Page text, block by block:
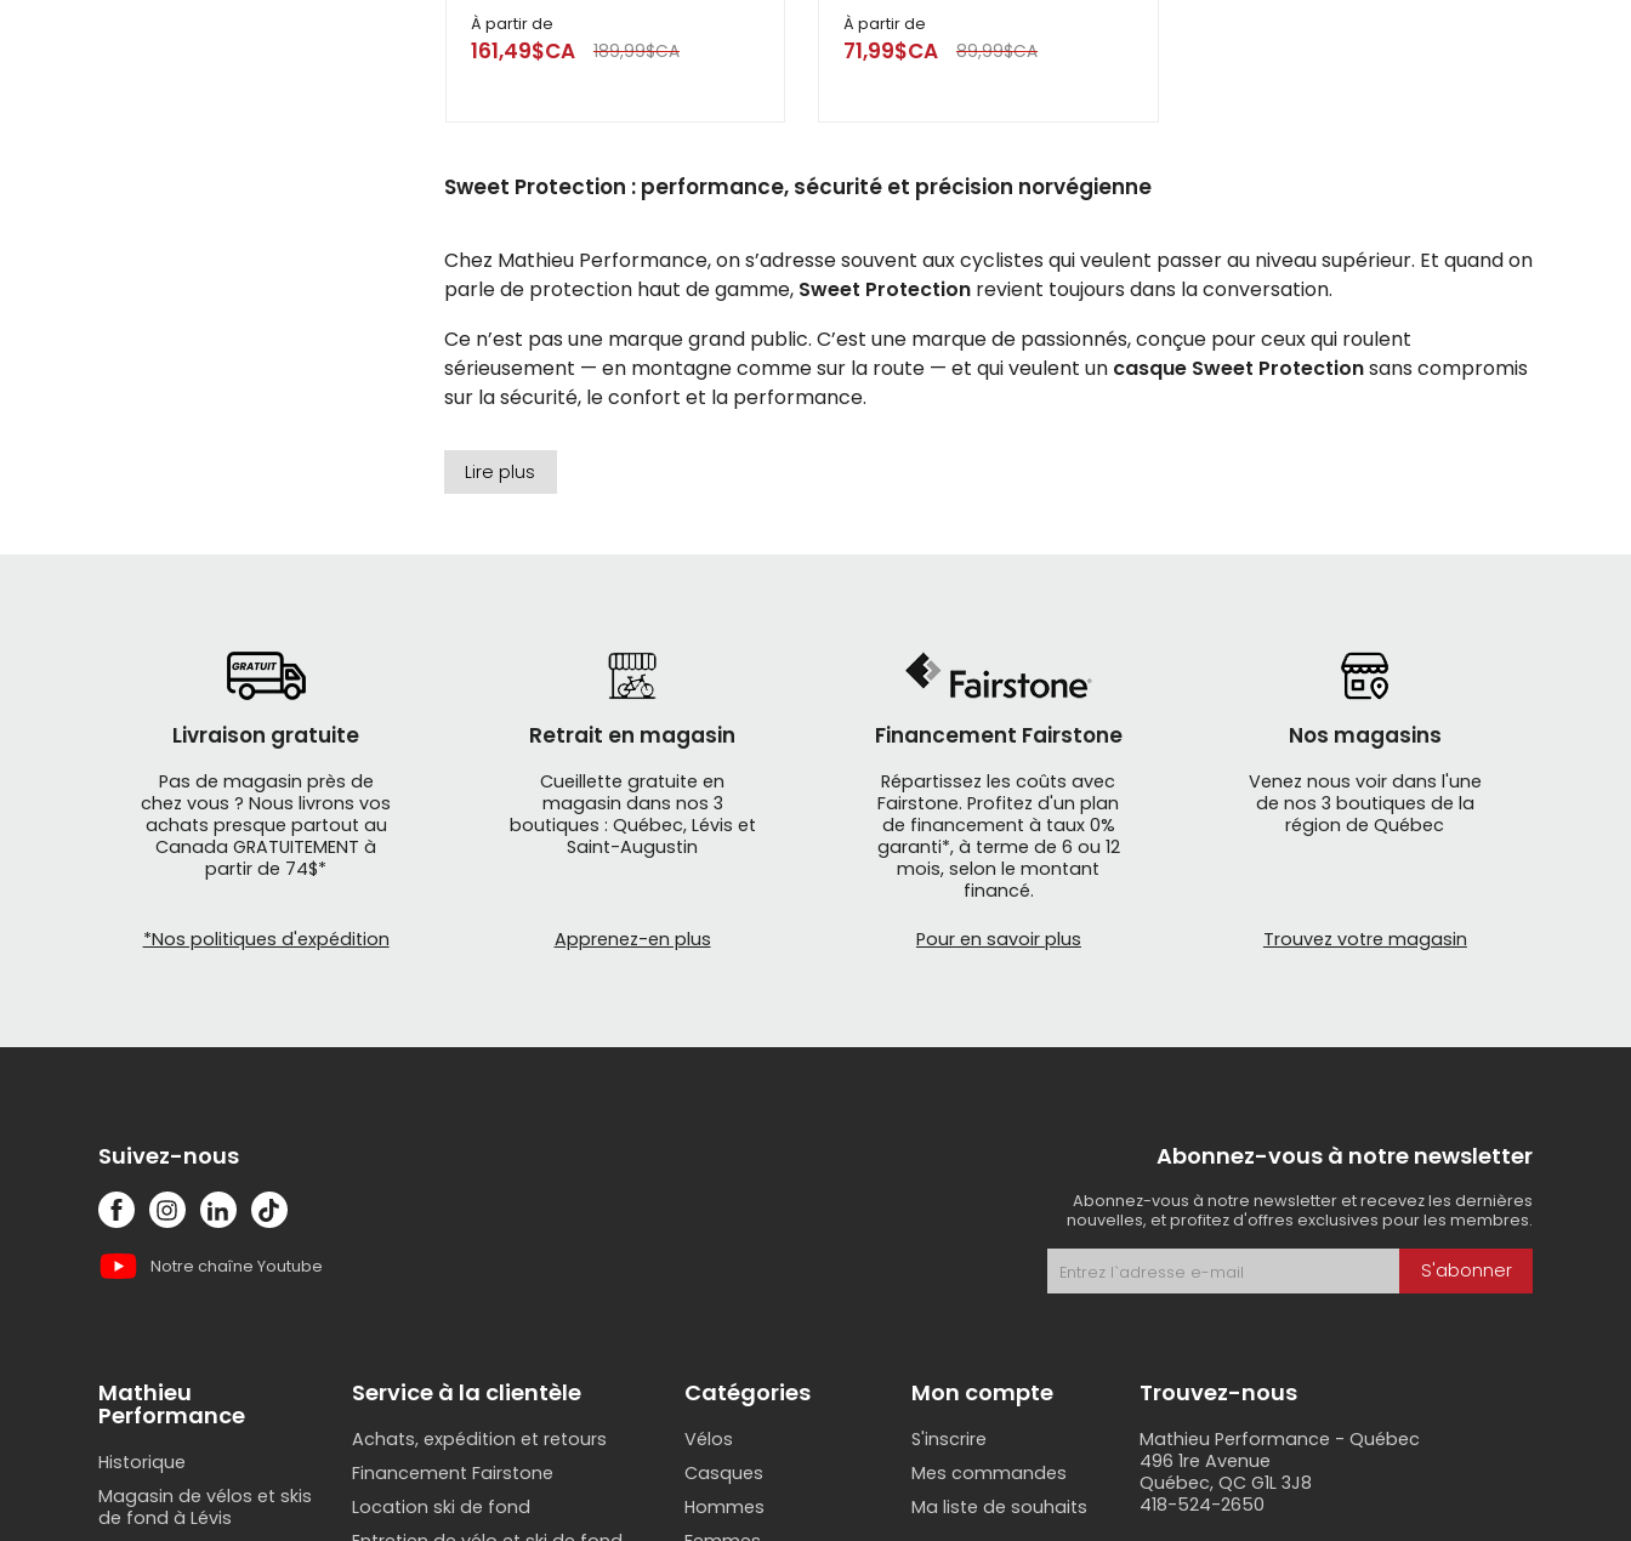
À partir de
161,49$CA 189,99$CA
À partir de
71,99$CA 89,99$CA
Sweet Protection : performance, sécurité et précision norvégienne
Chez Mathieu Performance, on s’adresse souvent aux cyclistes qui veulent passer au niveau supérieur. Et quand on
parle de protection haut de gamme, Sweet Protectionrevient toujours dans la conversation.
Ce n’est pas une marque grand public. C’est une marque de passionnés, conçue pour ceux qui roulent
sérieusement — en montagne comme sur la route — et qui veulent un casque Sweet Protectionsans compromis
sur la sécurité, le confort et la performance.
Une approche différente du casque vélo
impressionnante, autant au niveau de la structure que de l’ajustement.
On est loin des casques génériques. Ici, chaque détail sert une fonction.
À qui s’adresse Sweet Protection ?
Cyclistes engagés en vélo de montagne
Si vous roulez en trail technique, en enduro ou en all-mountain,
Stabilité exceptionnelle en descente
Sweet Protection propose aussi des casques route très performants.
Pourquoi choisir un casque Sweet Protection ?
Une protection parmi les plus avancées
Lire plus
Livraison gratuite
Pas de magasin près de
chez vous ? Nous livrons vos
achats presque partout au
Canada GRATUITEMENT à
partir de 74$*
*Nos politiques d'expédition
Retrait en magasin
Cueillette gratuite en
magasin dans nos 3
boutiques : Québec, Lévis et
Saint-Augustin
Apprenez-en plus
Financement Fairstone
Répartissez les coûts avec
Fairstone. Profitez d'un plan
de financement à taux 0%
garanti*, à terme de 6 ou 12
mois, selon le montant
financé.
Pour en savoir plus
Nos magasins
Venez nous voir dans l'une
de nos 3 boutiques de la
région de Québec
Trouvez votre magasin
Suivez-nous
Notre chaîne Youtube
Abonnez-vous à notre newsletter
Abonnez-vous à notre newsletter et recevez les dernières
nouvelles, et profitez d'offres exclusives pour les membres.
S'abonner
Mathieu
Performance
Historique
Magasin de vélos et skis
de fond à Lévis
Service à la clientèle
Achats, expédition et retours
Financement Fairstone
Location ski de fond
Catégories
Vélos
Casques
Hommes
Mon compte
S'inscrire
Mes commandes
Ma liste de souhaits
Trouvez-nous
Mathieu Performance - Québec
496 1re Avenue
Québec, QC G1L 3J8
418-524-2650